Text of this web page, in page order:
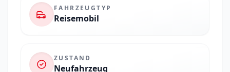
FAHRZEUGTYP
Reisemobil
ZUSTAND
Neufahrzeug